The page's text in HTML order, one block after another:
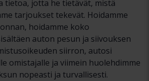
tietoa, jotta he tietävät, mistä
tarjoukset tekevät. Hoidamme
hoidamme koko
auton pesun ja siivouksen
siirron, autosi
omistajalle ja viimein huolehdimme
nopeasti ja turvallisesti.